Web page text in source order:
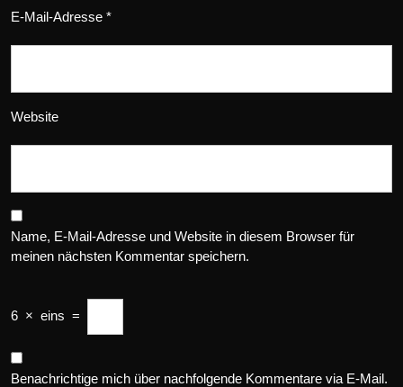
E-Mail-Adresse *
Website
Name, E-Mail-Adresse und Website in diesem Browser für
meinen nächsten Kommentar speichern.
6 × eins =
Benachrichtige mich über nachfolgende Kommentare via E-Mail.